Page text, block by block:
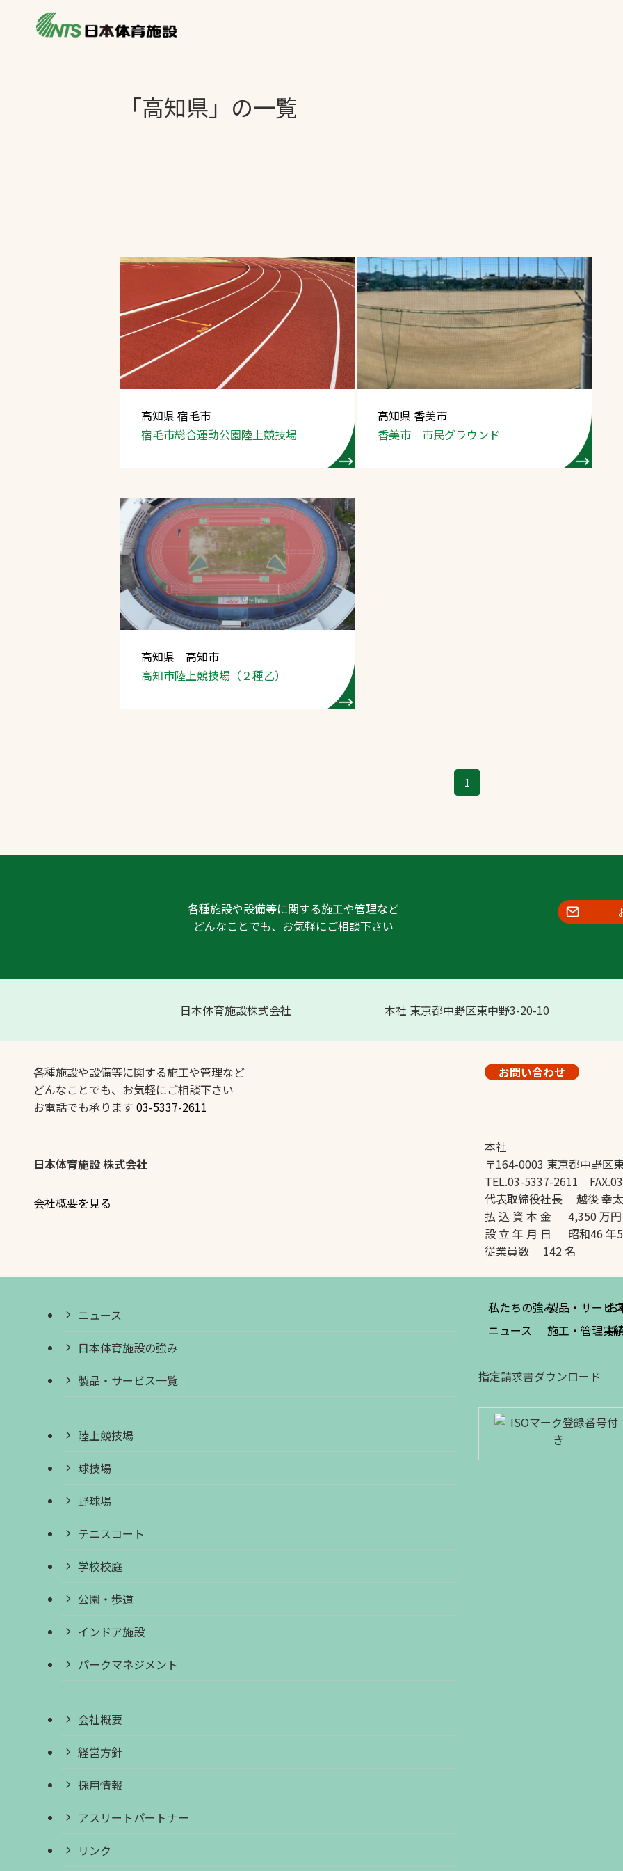
製品別カテゴリー
一覧を見る
施設管理
スポーツターフ（芝
生）
「高知県」の一覧
高知県 宿毛市
宿毛市総合運動公園陸上競技場
高知県 香美市
香美市 市民グラウンド
高知県 高知市
高知市陸上競技場 （２種乙）
1
各種施設や設備等に関する施工や管理など
どんなことでも、お気軽にご相談下さい
日本体育施設株式会社 本社 東京都中野区東中野3-20-10
各種施設や設備等に関する施工や管理など
どんなことでも、お気軽にご相談下さい
お電話でも承ります 03-5337-2611
お問い合わせ
日本体育施設 株式会社
会社概要を見る
本社
〒164-0003 東京都中野区
TEL.03-5337-2611
代表取締役社長 越後 幸
払 込 資 本 金 4,350 万円
設 立 年 月 日 昭和46 年
従業員数 142 名
ニュース
日本体育施設の強み
製品・サービス一覧
陸上競技場
球技場
野球場
テニスコート
学校校庭
公園・歩道
インドア施設
パークマネジメント
会社概要
経営方針
採用情報
アスリートパートナー
リンク
私たちの強み
ニュース
製品・サービ
施工・管理実
お
採
指定請求書ダウンロード